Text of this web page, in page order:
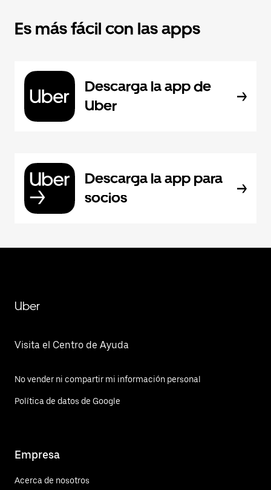
Es más fácil con las apps
Descarga la app de
Uber
Descarga la app para
socios
Uber
Visita el Centro de Ayuda
No vender ni compartir mi información personal
Política de datos de Google
Empresa
Acerca de nosotros